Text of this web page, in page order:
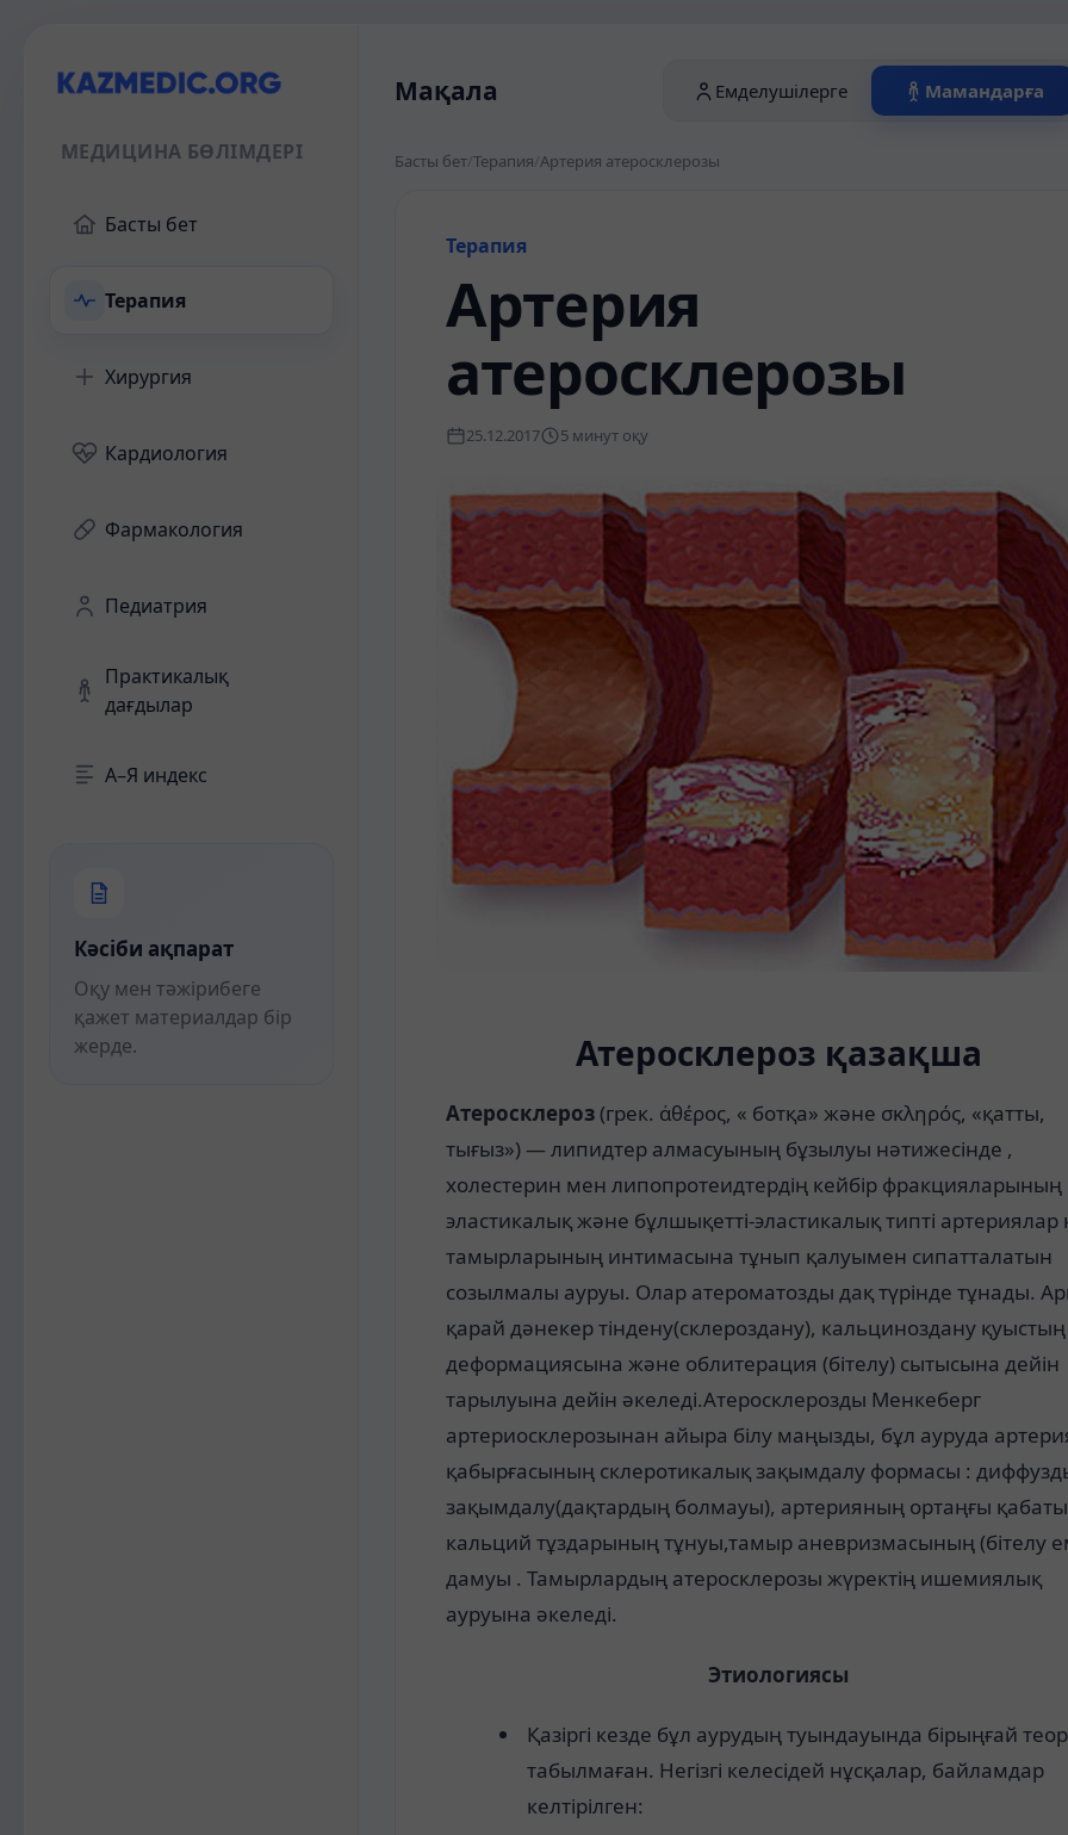
МЕДИЦИНА БӨЛІМДЕРІ
Басты бет
Терапия
Хирургия
Кардиология
Фармакология
Педиатрия
Практикалық
дағдылар
А–Я индекс
Кәсіби ақпарат
Оқу мен тәжірибеге
қажет материалдар бір
жерде.
Мақала Емделушілерге Мамандарға
Басты бет/Терапия/Артерия атеросклерозы
Терапия
Артерия
атеросклерозы
25.12.2017 5 минут оқу
Атеросклероз қазақша
Атеросклероз (грек. ἀθέρος, « ботқа» және σκληρός, «қатты,
тығыз») — липидтер алмасуының бұзылуы нәтижесінде ,
холестерин мен липопротеидтердің кейбір фракцияларының
эластикалық және бұлшықетті-эластикалық типті артериялар
тамырларының интимасына тұнып қалуымен сипатталатын
созылмалы ауруы. Олар атероматозды дақ түрінде тұнады.
қарай дәнекер тіндену(склероздану), кальциноздану қуыстың
деформациясына және облитерация (бітелу) сытысына дейін
тарылуына дейін әкеледі.Атеросклерозды Менкеберг
артериосклерозынан айыра білу маңызды, бұл ауруда
қабырғасының склеротикалық зақымдалу формасы :
зақымдалу(дақтардың болмауы), артерияның ортаңғы
кальций тұздарының тұнуы,тамыр аневризмасының (бітелу
дамуы . Тамырлардың атеросклерозы жүректің ишемиялық
ауруына әкеледі.
Этиологиясы
Қазіргі кезде бұл аурудың туындауында бірыңғай
табылмаған. Негізгі келесідей нұсқалар, байламдар
келтірілген: